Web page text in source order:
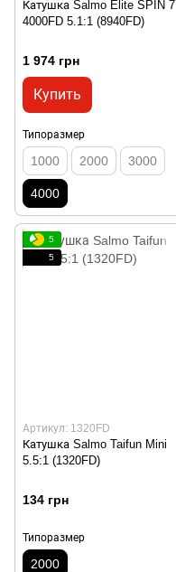
Катушка Salmo Elite SPIN 7
4000FD 5.1:1 (8940FD)
1 974 грн
Купить
Типоразмер
1000 2000 3000
4000
5
5
Артикул: 1320FD
Катушка Salmo Taifun Mini
5.5:1 (1320FD)
134 грн
Типоразмер
2000